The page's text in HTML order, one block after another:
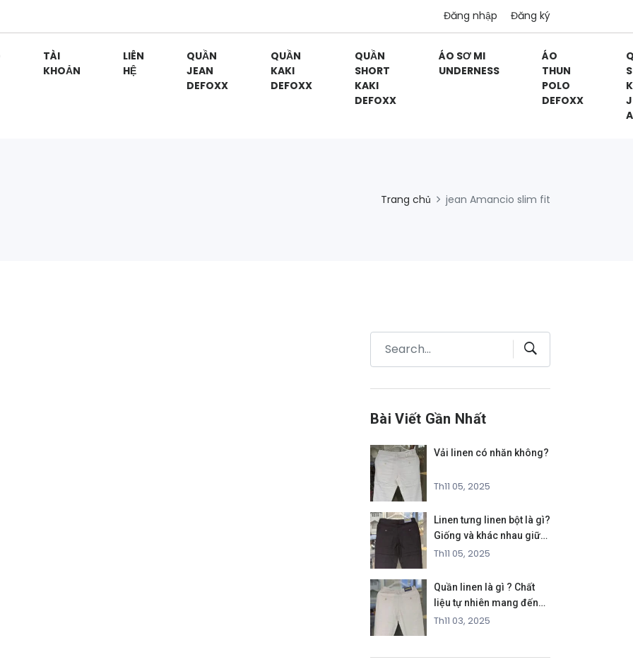
Đăng nhập Đăng ký
TÀI
KHOẢN
LIÊN
HỆ
QUẦN
JEAN
DEFOXX
QUẦN
KAKI
DEFOXX
QUẦN
SHORT
KAKI
DEFOXX
ÁO SƠ MI
UNDERNESS
ÁO
THUN
POLO
DEFOXX
Trang chủ jean Amancio slim fit
Bài Viết Gần Nhất
Vải linen có nhăn không?
Th11 05, 2025
Linen tưng linen bột là gì?
Giống và khác nhau giữa
hai loại vải
Th11 05, 2025
Quần linen là gì ? Chất
liệu tự nhiên mang đến
phong cách thanh lịch và
Th11 03, 2025